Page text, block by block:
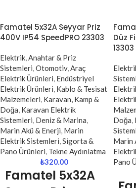
kapasitesi, ev ve ofis
ortamlarında güvenli kullanım
çıkışı hızlı ve stabil şarj
performansı sağlar. Beyaz renkli
sade tasarımı ile her ortamda
uyumlu bir görünüm sunar.
bir
akım
Famatel 5x32A Seyyar Priz
400V IP54 SpeedPRO 23303
Elektrik,Anahtar & Priz
Sistemleri,Otomotiv,Araç
Elektrik Ürünleri, Endüstriyel
Elektrik Ürünleri, Kablo & Tesisat
Malzemeleri, Karavan, Kamp &
Doğa, Karavan Elektrik
Sistemleri, Deniz & Marina,
Marin Akü & Enerji, Marin
Elektrik Sistemleri,Sigorta &
Pano Ürünleri, Tekne Aydınlatma
₺320.00
Famatel 5x32A
Düz
13303
Doğa,
Marin
Pano